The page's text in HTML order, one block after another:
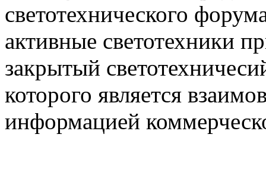
светотехнического
активные светотехники
закрытый
которого является
информацией